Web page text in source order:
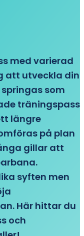
med varierad
att utveckla din
som
träningspass
längre
på plan
gillar att
syften men
Här hittar du
och